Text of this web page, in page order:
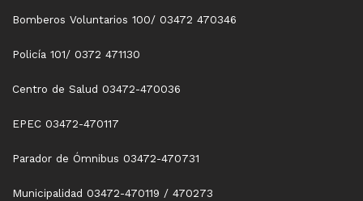
Bomberos Voluntarios 100/ 03472 470346
Policía 101/ 0372 471130
Centro de Salud 03472-470036
EPEC 03472-470117
Parador de Ómnibus 03472-470731
Municipalidad 03472-470119 / 470273